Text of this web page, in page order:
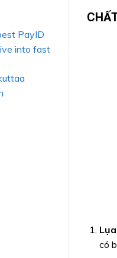
PayID
into fast
có